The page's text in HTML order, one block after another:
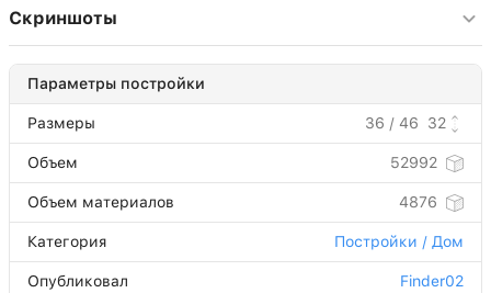
Скриншоты
Параметры постройки
Размеры 36 / 46 32
Объем 52992
Объем материалов 4876
Категория Постройки / Дом
Опубликовал Finder02